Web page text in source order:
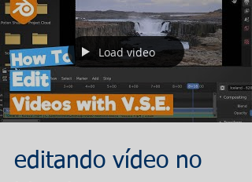
Load video
editando vídeo no